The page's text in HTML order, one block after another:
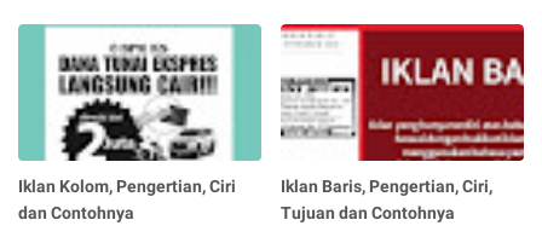
Iklan Kolom, Pengertian, Ciri
dan Contohnya
Iklan Baris, Pengertian, Ciri,
Tujuan dan Contohnya